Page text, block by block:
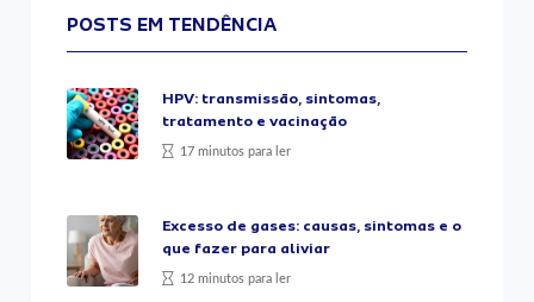
POSTS EM TENDÊNCIA
HPV: transmissão, sintomas,
tratamento e vacinação
17 minutos para ler
Excesso de gases: causas, sintomas e o
que fazer para aliviar
12 minutos para ler